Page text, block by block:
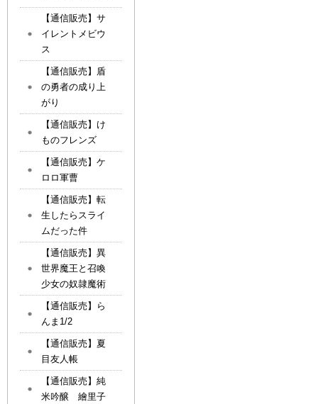
【通信販売】サ
イレントメビウ
ス
【通信販売】盾
の勇者の成り上
がり
【通信販売】け
ものフレンズ
【通信販売】ケ
ロロ軍曹
【通信販売】転
生したらスライ
ムだった件
【通信販売】異
世界魔王と召喚
少女の奴隷魔術
【通信販売】ら
んま1/2
【通信販売】夏
目友人帳
【通信販売】純
米吟醸 繪里子